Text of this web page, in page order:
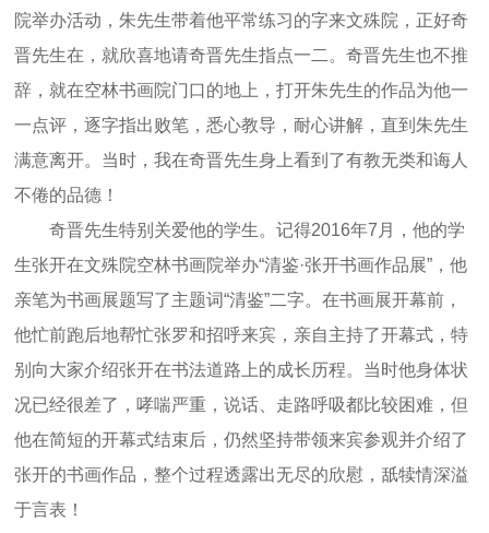
院举办活动，朱先生带着他平常练习的字来文殊院，正好奇
晋先生在，就欣喜地请奇晋先生指点一二。奇晋先生也不推
辞，就在空林书画院门口的地上，打开朱先生的作品为他一
一点评，逐字指出败笔，悉心教导，耐心讲解，直到朱先生
满意离开。当时，我在奇晋先生身上看到了有教无类和诲人
不倦的品德！
奇晋先生特别关爱他的学生。记得2016年7月，他的学
生张开在文殊院空林书画院举办“清鉴·张开书画作品展”，他
亲笔为书画展题写了主题词“清鉴”二字。在书画展开幕前，
他忙前跑后地帮忙张罗和招呼来宾，亲自主持了开幕式，特
别向大家介绍张开在书法道路上的成长历程。当时他身体状
况已经很差了，哮喘严重，说话、走路呼吸都比较困难，但
他在简短的开幕式结束后，仍然坚持带领来宾参观并介绍了
张开的书画作品，整个过程透露出无尽的欣慰，舐犊情深溢
于言表！